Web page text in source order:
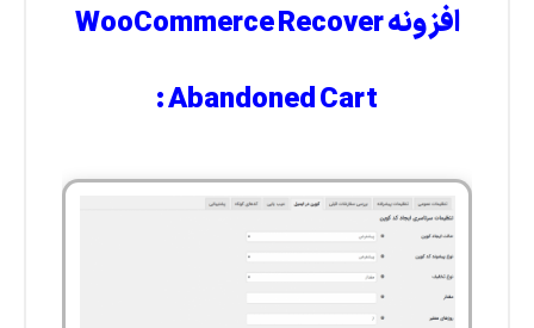
افزونه WooCommerce Recover
Abandoned Cart :